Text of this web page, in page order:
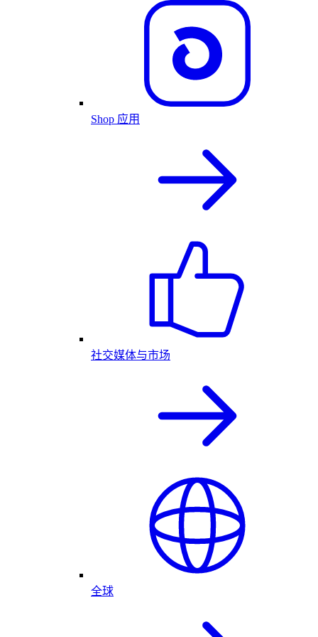
Shop 应用
社交媒体与市场
全球